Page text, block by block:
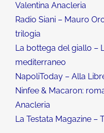
Valentina Anacleria
Radio Siani – Mauro
trilogia
La bottega del giallo –
mediterraneo
NapoliToday – Alla
Ninfee & Macaron:
Anacleria
La Testata Magazine –